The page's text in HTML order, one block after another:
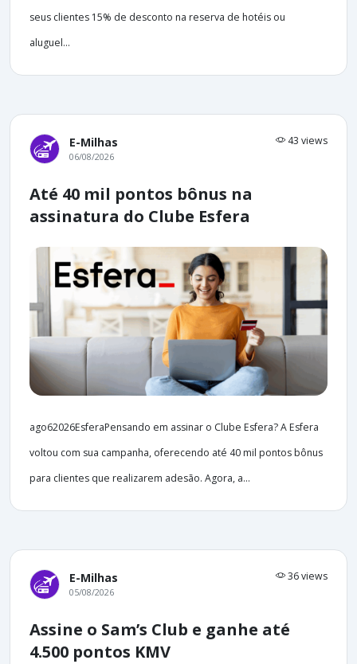
seus clientes 15% de desconto na reserva de hotéis ou
aluguel...
E-Milhas 43 views
06/08/2026
Até 40 mil pontos bônus na
assinatura do Clube Esfera
ago62026EsferaPensando em assinar o Clube Esfera? A Esfera
voltou com sua campanha, oferecendo até 40 mil pontos bônus
para clientes que realizarem adesão. Agora, a...
E-Milhas 36 views
05/08/2026
Assine o Sam’s Club e ganhe até
4.500 pontos KMV